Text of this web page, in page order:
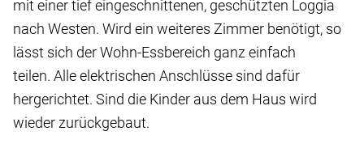
mit einer tief eingeschnittenen, geschützten Loggia
nach Westen. Wird ein weiteres Zimmer benötigt, so
lässt sich der Wohn-Essbereich ganz einfach
teilen. Alle elektrischen Anschlüsse sind dafür
hergerichtet. Sind die Kinder aus dem Haus wird
wieder zurückgebaut.